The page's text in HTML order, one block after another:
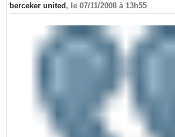
berceker united , le 07/11/2008 à 13h55